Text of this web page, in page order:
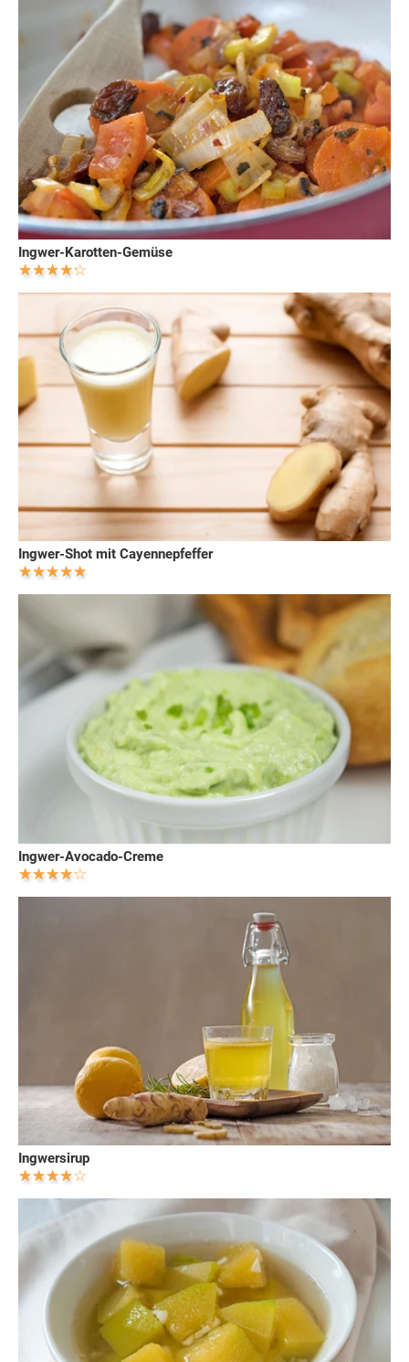
Ingwer-Karotten-Gemüse
Ingwer-Shot mit Cayennepfeffer
Ingwer-Avocado-Creme
Ingwersirup